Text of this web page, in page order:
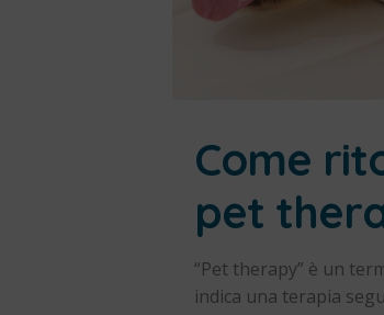
Come
pet
“Pet therapy” è un
indica una terapia